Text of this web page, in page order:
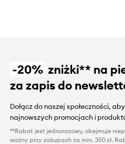
-20% zniżki** na
za zapis do
Dołącz do naszej społeczności,
najnowszych promocjach i
**Rabat jest jednorazowy, obejmuje
ważny przy zakupach za min. 350 zł.